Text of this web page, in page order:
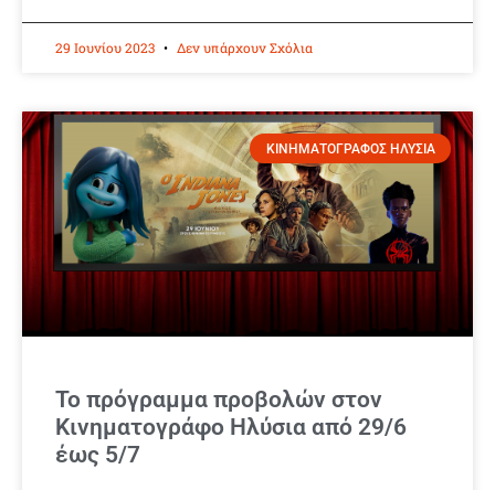
29 Ιουνίου 2023 Δεν υπάρχουν Σχόλια
ΚΙΝΗΜΑΤΟΓΡΑΦΟΣ ΗΛΥΣΙΑ
Το πρόγραμμα προβολών στον
Κινηματογράφο Ηλύσια από 29/6
έως 5/7